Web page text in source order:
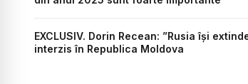
EXCLUSIV. Dorin Recean: ”Rusia își
interzis în Republica Moldova